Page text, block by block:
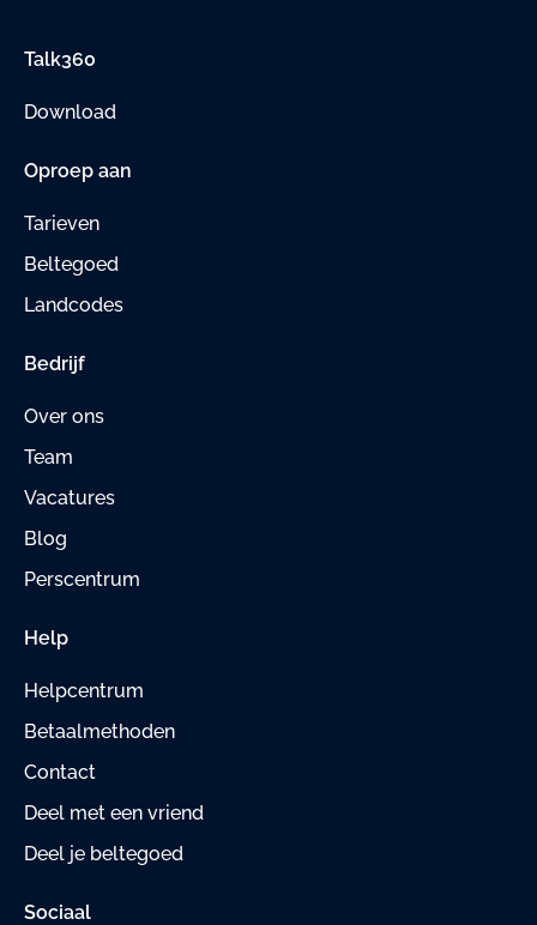
Talk360
Download
Oproep aan
Tarieven
Beltegoed
Landcodes
Bedrijf
Over ons
Team
Vacatures
Blog
Perscentrum
Help
Helpcentrum
Betaalmethoden
Contact
Deel met een vriend
Deel je beltegoed
Sociaal